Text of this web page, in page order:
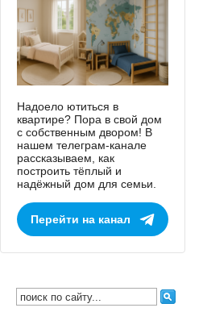
Надоело ютиться в
квартире? Пора в свой дом
с собственным двором! В
нашем телеграм-канале
рассказываем, как
построить тёплый и
надёжный дом для семьи.
Перейти на канал